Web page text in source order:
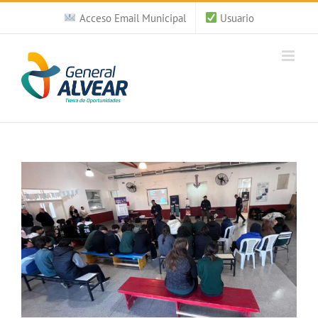
Saltar
contenido
Acceso Email Municipal Usuario
más
grande